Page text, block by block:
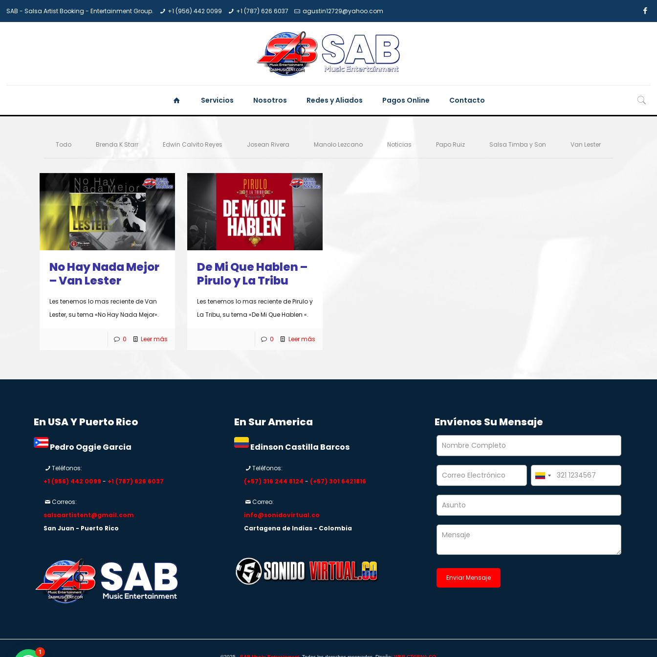
SAB - Salsa Artist Booking - Entertainment Group. +1 (956) 442 0099 +1 (787) 626 6037 agustin12729@yahoo.com
Servicios Nosotros Redes y Aliados Pagos Online Contacto
Todo Brenda K Starr Edwin Calvito Reyes Josean Rivera Manolo Lezcano Noticias Papo Ruiz Salsa Timba y Son Van Lester
No Hay Nada Mejor
– Van Lester
Les tenemos lo mas reciente de Van
Lester, su tema «No Hay Nada Mejor».
0 Leer más
De Mi Que Hablen –
Pirulo y La Tribu
Les tenemos lo mas reciente de Pirulo y
La Tribu, su tema «De Mi Que Hablen «.
0 Leer más
En USA Y Puerto Rico
Pedro Oggie Garcia
Teléfonos:
+1 (956) 442 0099 - +1 (787) 626 6037
Correos:
salsaartistent@gmail.com
San Juan - Puerto Rico
En Sur America
Edinson Castilla Barcos
Teléfonos:
(+57) 316 244 8124 - (+57) 301 6421816
Correo:
info@sonidovirtual.co
Cartagena de Indias - Colombia
Envíenos Su Mensaje
1